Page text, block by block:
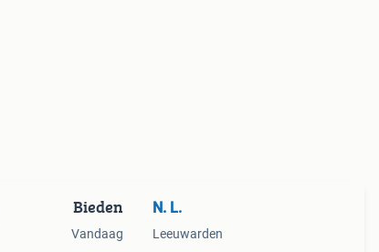
Bieden
Vandaag
N. L.
Leeuwarden